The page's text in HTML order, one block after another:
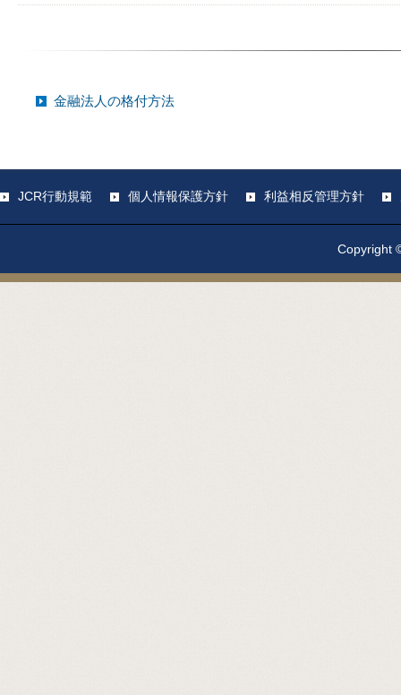
金融法人の格付方法
JCR行動規範 個人情報保護方針 利益相反管理方針
Copyright